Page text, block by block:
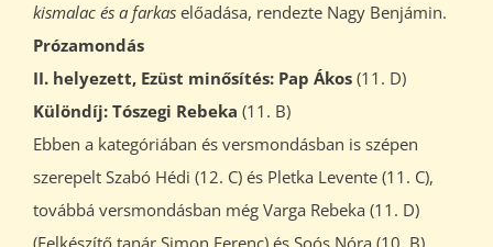
kismalac és a farkaselőadása, rendezte Nagy Benjámin.
Prózamondás
II. helyezett, Ezüst minősítés: Pap Ákos (11. D)
Különdíj: Tószegi Rebeka (11. B)
Ebben a kategóriában és versmondásban is szépen
szerepelt Szabó Hédi (12. C) és Pletka Levente (11. C),
továbbá versmondásban még Varga Rebeka (11. D)